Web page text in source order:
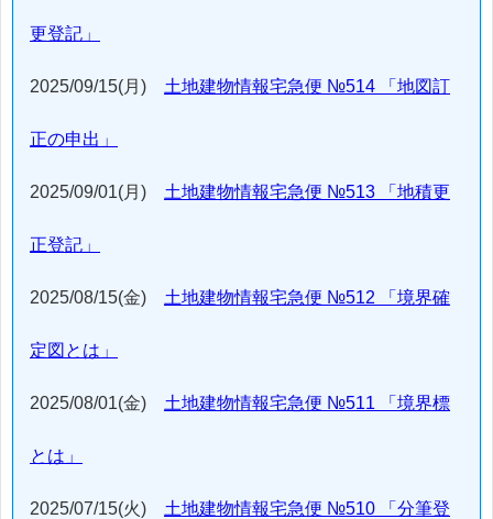
更登記」
2025/09/15(月) 土地建物情報宅急便 №514 「地図訂
正の申出」
2025/09/01(月) 土地建物情報宅急便 №513 「地積更
正登記」
2025/08/15(金) 土地建物情報宅急便 №512 「境界確
定図とは」
2025/08/01(金) 土地建物情報宅急便 №511 「境界標
とは」
2025/07/15(火) 土地建物情報宅急便 №510 「分筆登